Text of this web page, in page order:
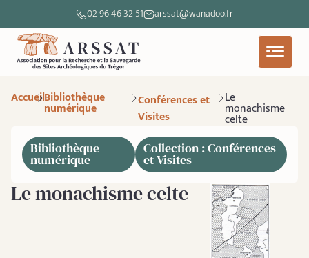
02 96 46 32 51 arssat@wanadoo.fr
AccueilBibliothèque
numérique
Conférences et
Visites
Le
monachisme
celte
Bibliothèque
numérique
Collection : Conférences
et Visites
Le monachisme celte